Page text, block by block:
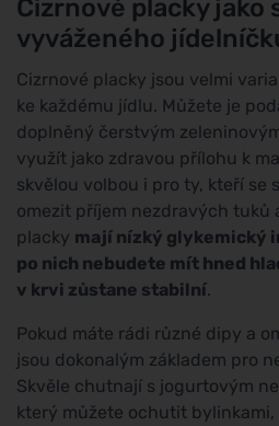
Cizrnové placky jako
vyváženého
Cizrnové placky jsou velmi
ke každému jídlu. Můžete je
doplněný čerstvým
využít jako zdravou přílohu k
skvělou volbou i pro ty, kteří se
omezit příjem nezdravých tuků
placky mají nízký glykemický
po nich nebudete mít hned
v krvi zůstane stabilní.
Pokud máte rádi různé dipy a
jsou dokonalým základem pro
Skvěle chutnají s jogurtovým
který můžete ochutit bylinkami,